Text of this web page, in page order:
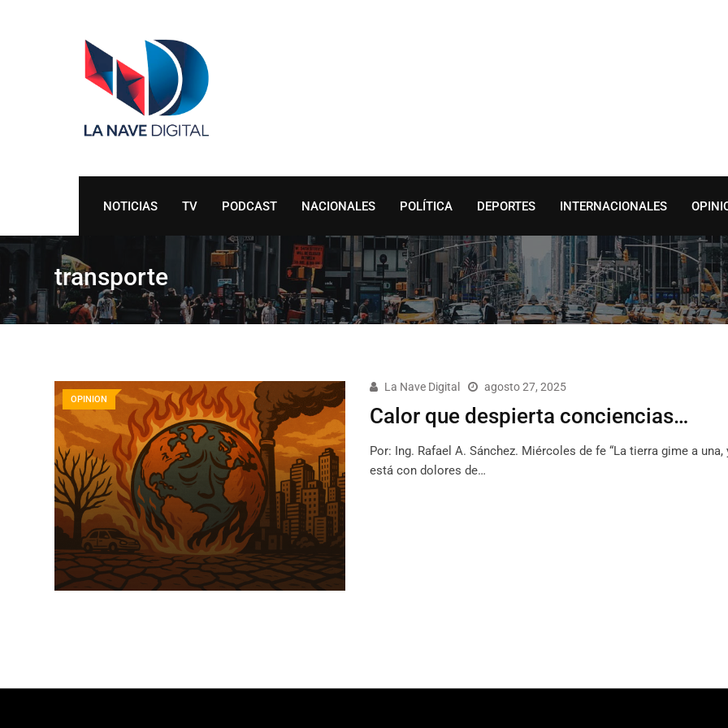
NOTICIAS TV PODCAST NACIONALES POLÍTICA DEPORTES INTERNACIONALES
transporte
OPINION
La Nave Digital agosto 27, 2025
Calor que despierta conciencias…
Por: Ing. Rafael A. Sánchez. Miércoles de fe “La tierra gime a una,
está con dolores de…